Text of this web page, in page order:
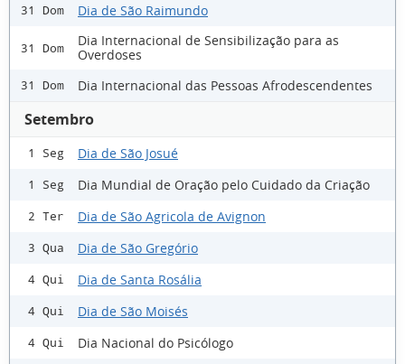
31 Dom Dia de São Raimundo
31 Dom
Dia Internacional de Sensibilização para as
Overdoses
31 Dom Dia Internacional das Pessoas Afrodescendentes
Setembro
1 Seg Dia de São Josué
1 Seg Dia Mundial de Oração pelo Cuidado da Criação
2 Ter Dia de São Agricola de Avignon
3 Qua Dia de São Gregório
4 Qui Dia de Santa Rosália
4 Qui Dia de São Moisés
4 Qui Dia Nacional do Psicólogo